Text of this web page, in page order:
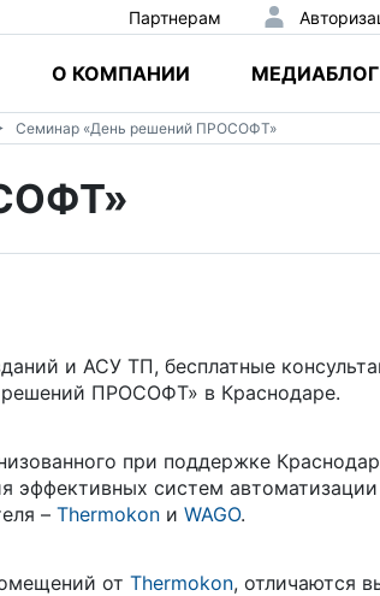
Партнерам
О КОМПАНИИ МЕДИАБЛОГ
Семинар «День решений ПРОСОФТ»
и АСУ ТП, бесплатные
решений ПРОСОФТ» в Краснодаре.
при поддержке
эффективных систем
– Thermokon и WAGO.
от Thermokon, отличаются